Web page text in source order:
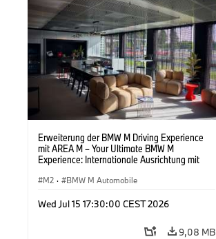
Erweiterung der BMW M Driving Experience
mit AREA M – Your Ultimate BMW M
Experience: Internationale Ausrichtung mit
Erlebnissen.
M2 · BMW M Automobile
Wed Jul 15 17:30:00 CEST 2026
9,08 MB